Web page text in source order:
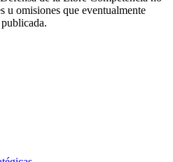
u omisiones que eventualmente